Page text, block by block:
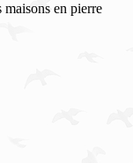
maisons en pierre